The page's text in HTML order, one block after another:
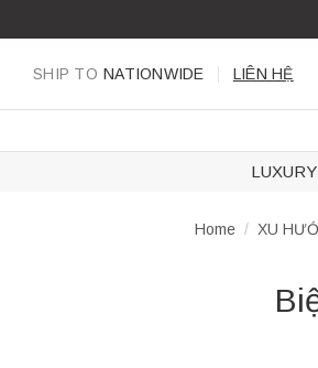
to
contentSHIP TO NATIONWIDE LIÊN HỆ
Home / XU